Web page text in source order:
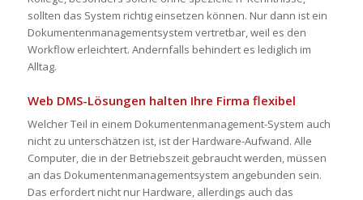
sollten das System richtig einsetzen können. Nur dann ist ein
Dokumentenmanagementsystem vertretbar, weil es den
Workflow erleichtert. Andernfalls behindert es lediglich im
Alltag.
Web DMS-Lösungen halten Ihre Firma flexibel
Welcher Teil in einem Dokumentenmanagement-System auch
nicht zu unterschätzen ist, ist der Hardware-Aufwand. Alle
Computer, die in der Betriebszeit gebraucht werden, müssen
an das Dokumentenmanagementsystem angebunden sein.
Das erfordert nicht nur Hardware, allerdings auch das